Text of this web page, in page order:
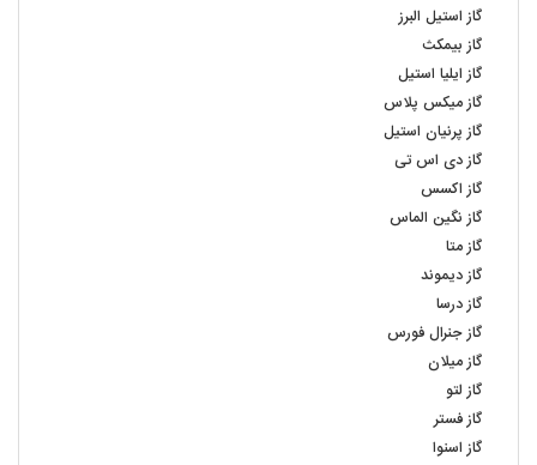
گاز استیل البرز
گاز بیمکث
گاز ایلیا استیل
گاز میکس پلاس
گاز پرنیان استیل
گاز دی اس تی
گاز اکسس
گاز نگین الماس
گاز متا
گاز دیموند
گاز درسا
گاز جنرال فورس
گاز میلان
گاز لتو
گاز فستر
گاز اسنوا